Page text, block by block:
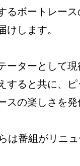
るボートレー
けします。
ーターとして
すると共に、
スの楽しさを発
は番組がリニュ